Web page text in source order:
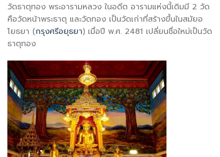
วัดธาตุทอง พระอารามหลวง ในอดีต อารามแห่งนี้เดิมมี 2 วัด
คือวัดหน้าพระธาตุ และวัดทอง เป็นวัดเก่าที่สร้างขึ้นในสมัยอ
โยธยา (กรุงศรีอยุธยา) เมื่อปี พ.ศ. 2481 เปลี่ยนชื่อใหม่เป็นวัด
ธาตุทอง